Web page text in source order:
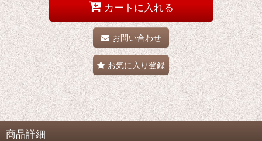
カートに入れる
お問い合わせ
お気に入り登録
商品詳細